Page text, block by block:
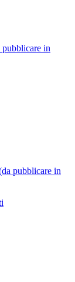
in
pubblicare in